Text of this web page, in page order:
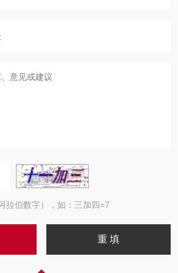
拉伯数字），如：三加四=7